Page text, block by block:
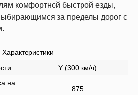
комфортной быстрой езды,
за пределы дорог с
Характеристики
Y (300 км/ч)
на
875